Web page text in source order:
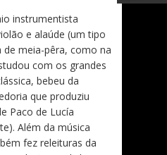
instrumentista
e alaúde (um tipo
meia-pêra, como na
com os grandes
bebeu da
que produziu
Paco de Lucía
Além da música
fez releituras da